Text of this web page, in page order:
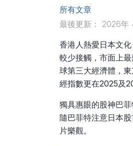
所有文章
最後更新： 2026年
香港人熱愛日本文
較少接觸，市面上
球第三大經濟體，
經指數更在2025及
獨具惠眼的股神巴
隨巴菲特注意日本
片樂觀。